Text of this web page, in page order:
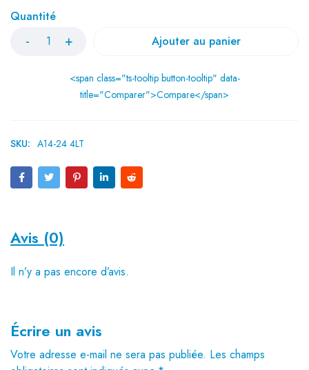
Quantité
Ajouter au panier
<span class="ts-tooltip button-tooltip" data-
title="Comparer">Compare</span>
SKU: A14-24 4LT
Avis (0)
Il n’y a pas encore d’avis.
Écrire un avis
Votre adresse e-mail ne sera pas publiée. Les champs